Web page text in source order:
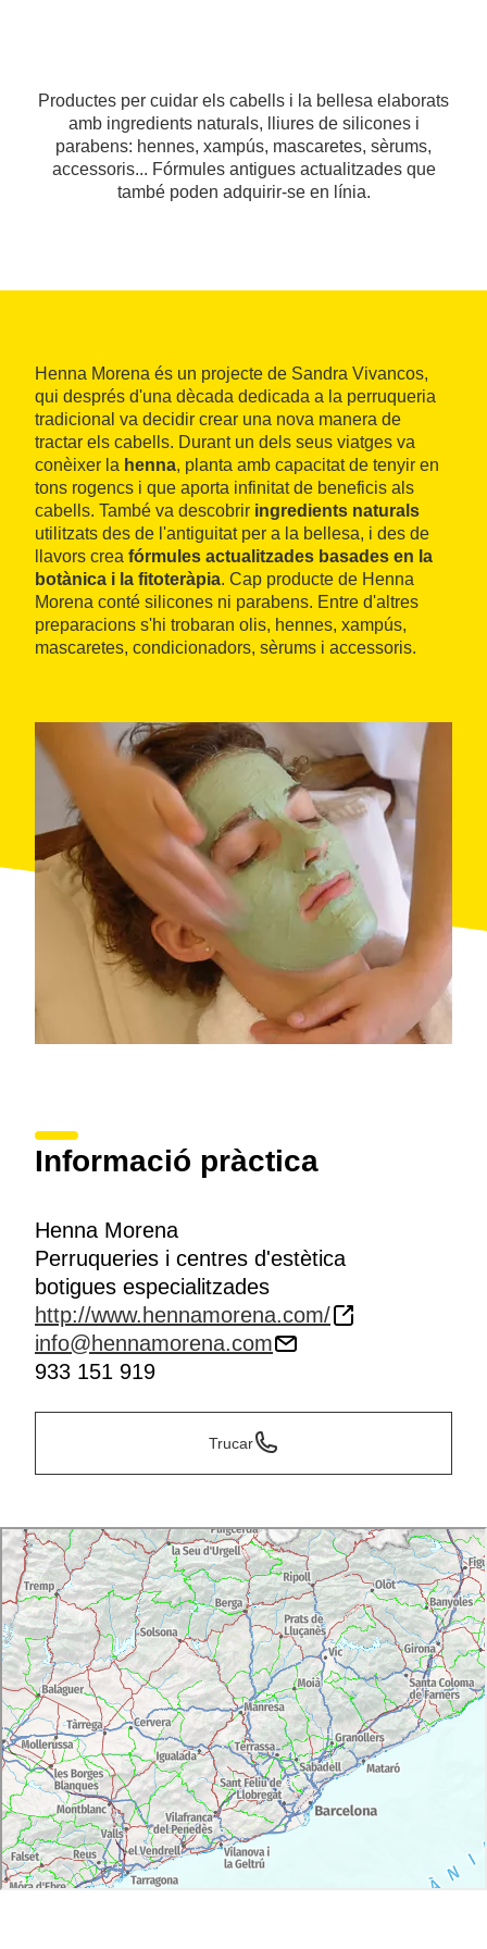
Productes per cuidar els cabells i la bellesa elaborats
amb ingredients naturals, lliures de silicones i
parabens: hennes, xampús, mascaretes, sèrums,
accessoris... Fórmules antigues actualitzades que
també poden adquirir-se en línia.
Henna Morena és un projecte de Sandra Vivancos,
qui després d'una dècada dedicada a la perruqueria
tradicional va decidir crear una nova manera de
tractar els cabells. Durant un dels seus viatges va
conèixer la henna, planta amb capacitat de tenyir en
tons rogencs i que aporta infinitat de beneficis als
cabells. També va descobrir ingredients naturals
utilitzats des de l'antiguitat per a la bellesa, i des de
llavors crea fórmules actualitzades basades en la
botànica i la fitoteràpia. Cap producte de Henna
Morena conté silicones ni parabens. Entre d'altres
preparacions s'hi trobaran olis, hennes, xampús,
mascaretes, condicionadors, sèrums i accessoris.
Informació pràctica
Henna Morena
Perruqueries i centres d'estètica
botigues especialitzades
http://www.hennamorena.com/
info@hennamorena.com
933 151 919
Trucar